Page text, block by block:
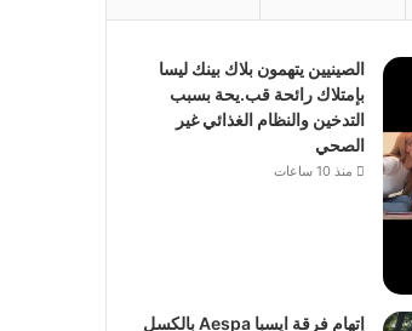
الصينيين يتهمون بلاك بينك ليسا
بإمتلاك رائحة قب.يحة بسبب
التدخين والنظام الغذائي غير
الصحي
منذ 10 ساعات
إتهام فرقة ايسبا Aespa بالكسل